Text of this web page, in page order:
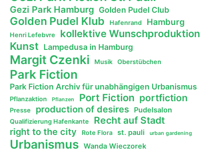
Gezi Park Hamburg Golden Pudel Club
Golden Pudel Klub Hafenrand Hamburg
Henri Lefebvre kollektive Wunschproduktion
Kunst Lampedusa in Hamburg
Margit Czenki Musik Oberstübchen
Park Fiction
Park Fiction Archiv für unabhängigen Urbanismus
Pflanzaktion Pflanzen Port Fiction portfiction
Presse production of desires Pudelsalon
Qualifizierung Hafenkante Recht auf Stadt
right to the city Rote Flora st. pauli urban gardening
Urbanismus Wanda Wieczorek